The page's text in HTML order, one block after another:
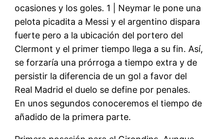
ocasiones y los goles. 1 | Neymar le pone una
pelota picadita a Messi y el argentino dispara
fuerte pero a la ubicación del portero del
Clermont y el primer tiempo llega a su fin. Así,
se forzaría una prórroga a tiempo extra y de
persistir la diferencia de un gol a favor del
Real Madrid el duelo se define por penales.
En unos segundos conoceremos el tiempo de
añadido de la primera parte.